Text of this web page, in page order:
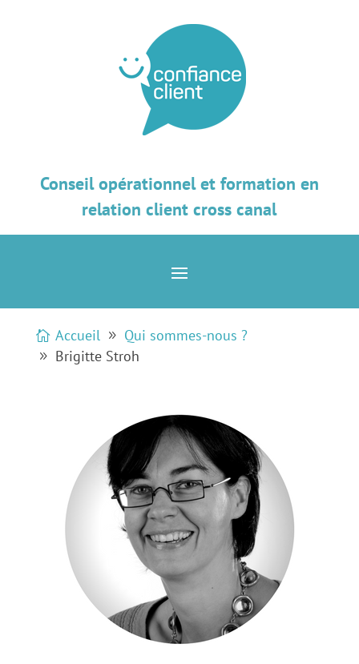
Conseil opérationnel et formation en
relation client cross canal
Accueil
Qui sommes-nous ?
Brigitte Stroh